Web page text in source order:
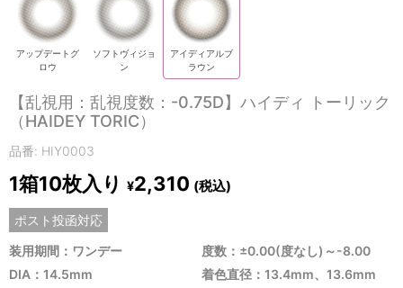
アップデートグ
ロウ
ソフトヴィジョ
ン
アイディアルブ
ラウン
【乱視用：乱視度数：-0.75D】ハイディ トーリック
（HAIDEY TORIC）
品番: HIY0003
1箱10枚入り ¥2,310 (税込)
ポスト投函対応
装用期間：ワンデー
度数：±0.00(度なし)～-8.00
DIA：14.5mm
着色直径：13.4mm、13.6mm